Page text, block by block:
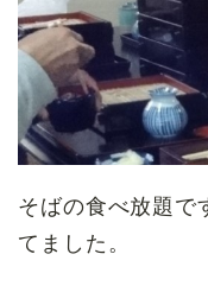
そばの食べ放題で
てました。